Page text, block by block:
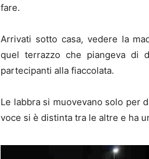
fare.
Arrivati sotto casa, vedere la
quel terrazzo che piangeva di
partecipanti alla fiaccolata.
Le labbra si muovevano solo per
voce si è distinta tra le altre e ha